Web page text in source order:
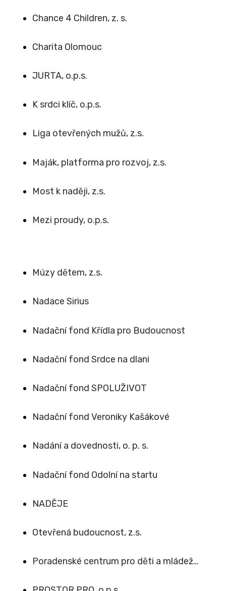
Chance 4 Children, z. s.
Charita Olomouc
JURTA, o.p.s.
K srdci klíč, o.p.s.
Liga otevřených mužů, z.s.
Maják, platforma pro rozvoj, z.s.
Most k naději, z.s.
Mezi proudy, o.p.s.
Múzy dětem, z.s.
Nadace Sirius
Nadační fond Křídla pro Budoucnost
Nadační fond Srdce na dlani
Nadační fond SPOLUŽIVOT
Nadační fond Veroniky Kašákové
Nadání a dovednosti, o. p. s.
Nadační fond Odolní na startu
NADĚJE
Otevřená budoucnost, z.s.
Poradenské centrum pro děti a mládež…